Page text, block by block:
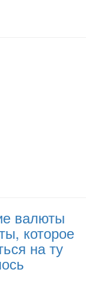
валюты
которое
на ту